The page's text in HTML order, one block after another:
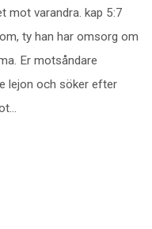
mot varandra. kap 5:7
ty han har omsorg om
Er motsåndare
lejon och söker efter